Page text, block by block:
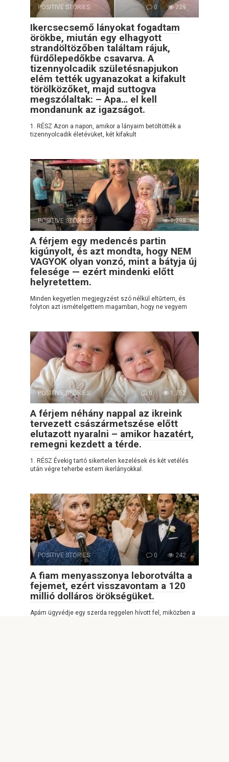
POSITIVE STORIES 0 229
Ikercsecsemő lányokat fogadtam
örökbe, miután egy elhagyott
strandöltözőben találtam rájuk,
fürdőlepedőkbe csavarva. A
tizennyolcadik születésnapjukon
elém tették ugyanazokat a kifakult
törölközőket, majd suttogva
megszólaltak: – Apa… el kell
mondanunk az igazságot.
1. RÉSZ Azon a napon, amikor a lányaim betöltötték a
tizennyolcadik életévüket, két kifakult
POSITIVE STORIES 0 1,298
A férjem egy medencés partin
kigúnyolt, és azt mondta, hogy NEM
VAGYOK olyan vonzó, mint a bátyja új
felesége — ezért mindenki előtt
helyretettem.
Minden kegyetlen megjegyzést szó nélkül eltűrtem, és
folyton azt ismételgettem magamban, hogy ne vegyem
POSITIVE STORIES 0 1,752
A férjem néhány nappal az ikreink
tervezett császármetszése előtt
elutazott nyaralni – amikor hazatért,
remegni kezdett a térde.
1. RÉSZ Évekig tartó sikertelen kezelések és két vetélés
után végre teherbe estem ikerlányokkal.
POSITIVE STORIES 0 242
A fiam menyasszonya leborotválta a
fejemet, ezért visszavontam a 120
millió dolláros örökségüket.
Apám ügyvédje egy szerda reggelen hívott fel, miközben a